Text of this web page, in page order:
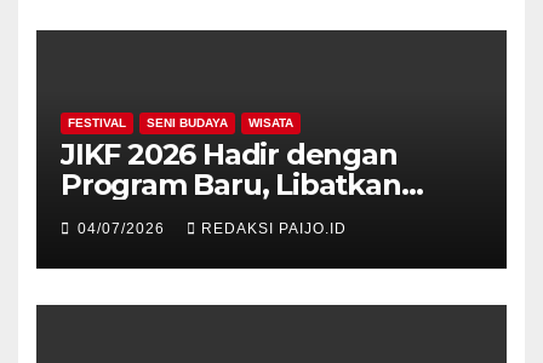
FESTIVAL SENI BUDAYA WISATA
JIKF 2026 Hadir dengan
Program Baru, Libatkan
Delegasi dari 17 Negara dan
Ratusan Volunteer
04/07/2026 REDAKSI PAIJO.ID